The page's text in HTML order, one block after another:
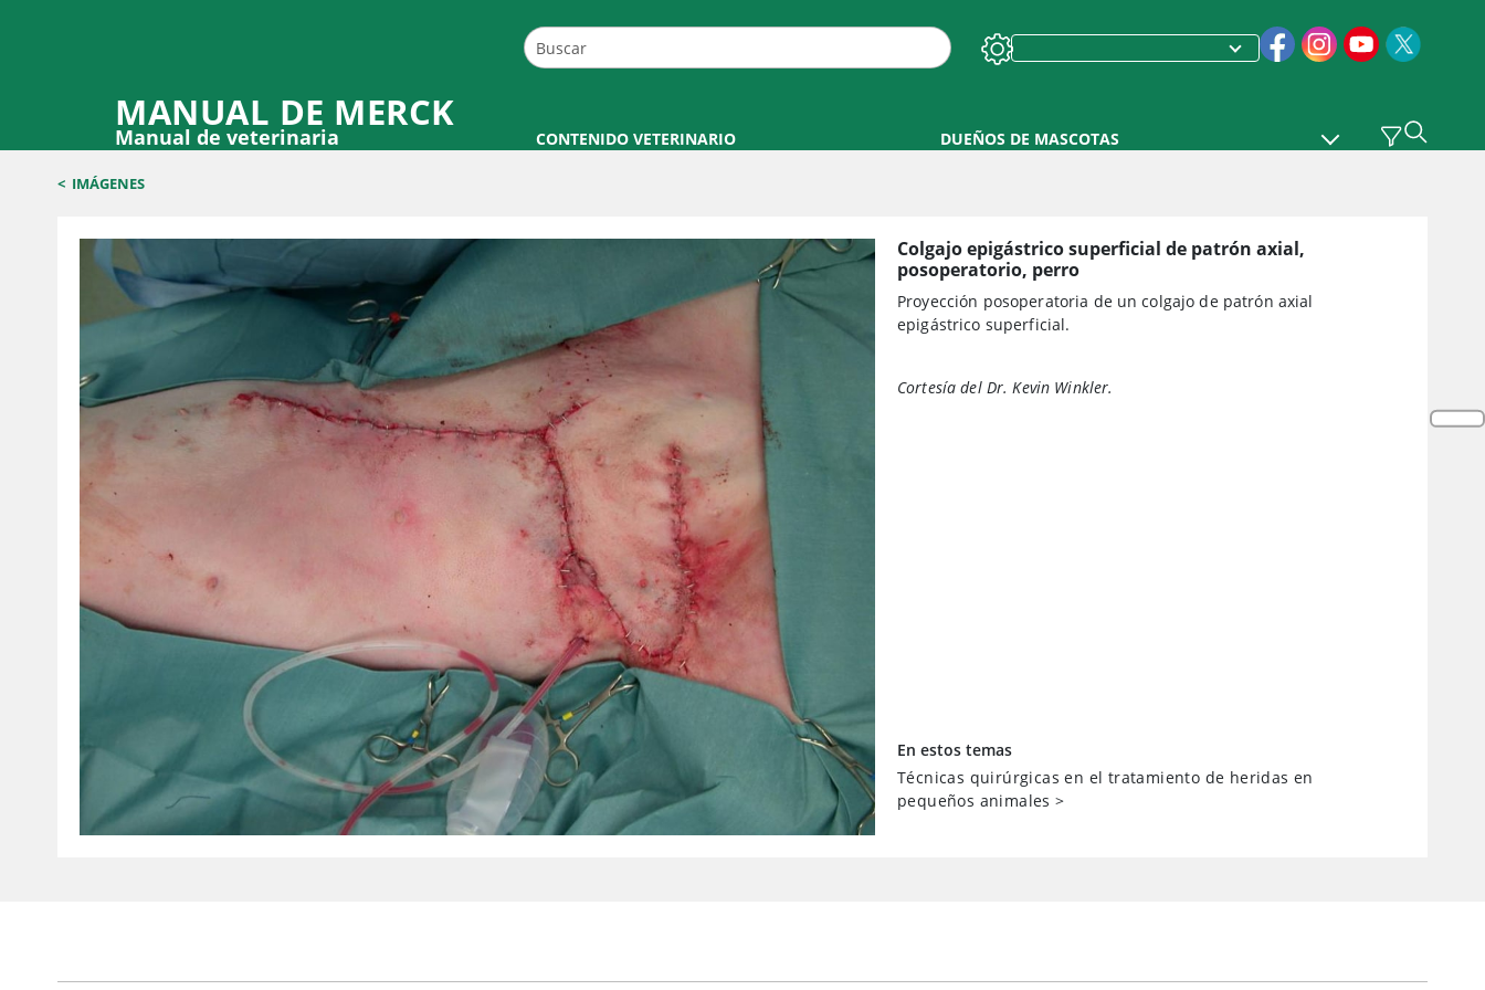
MANUAL DE MERCK
Manual de veterinaria CONTENIDO VETERINARIO DUEÑOS DE MASCOTAS
< IMÁGENES
Colgajo epigástrico superficial de patrón axial,
posoperatorio, perro
Proyección posoperatoria de un colgajo de patrón axial
epigástrico superficial.
Cortesía del Dr. Kevin Winkler.
En estos temas
Técnicas quirúrgicas en el tratamiento de heridas en
pequeños animales >